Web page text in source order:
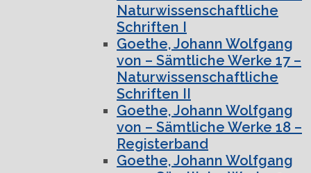
Naturwissenschaftliche
Schriften I
Goethe, Johann Wolfgang
von – Sämtliche Werke 17 –
Naturwissenschaftliche
Schriften II
Goethe, Johann Wolfgang
von – Sämtliche Werke 18 –
Registerband
Goethe, Johann Wolfgang